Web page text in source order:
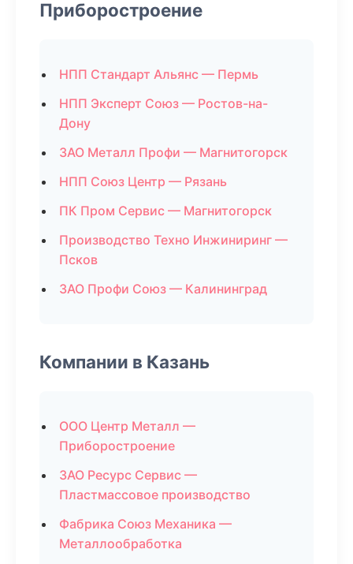
Приборостроение
НПП Стандарт Альянс — Пермь
НПП Эксперт Союз — Ростов-на-
Дону
ЗАО Металл Профи — Магнитогорск
НПП Союз Центр — Рязань
ПК Пром Сервис — Магнитогорск
Производство Техно Инжиниринг —
Псков
ЗАО Профи Союз — Калининград
Компании в Казань
ООО Центр Металл —
Приборостроение
ЗАО Ресурс Сервис —
Пластмассовое производство
Фабрика Союз Механика —
Металлообработка